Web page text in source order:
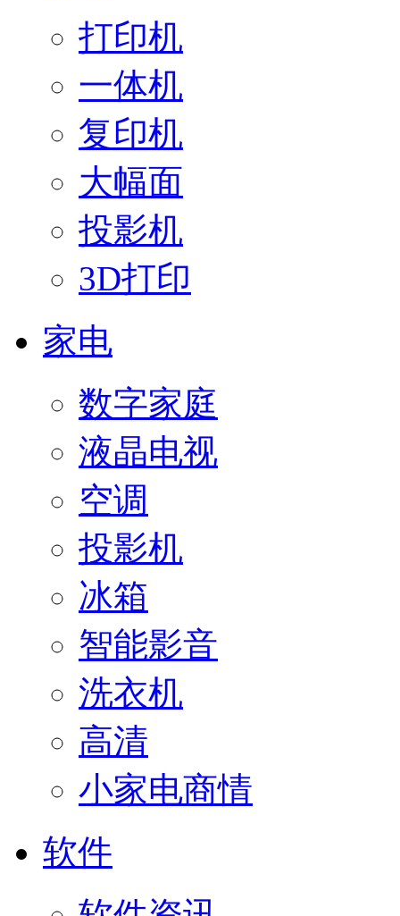
打印机
一体机
复印机
大幅面
投影机
3D打印
家电
数字家庭
液晶电视
空调
投影机
冰箱
智能影音
洗衣机
高清
小家电商情
软件